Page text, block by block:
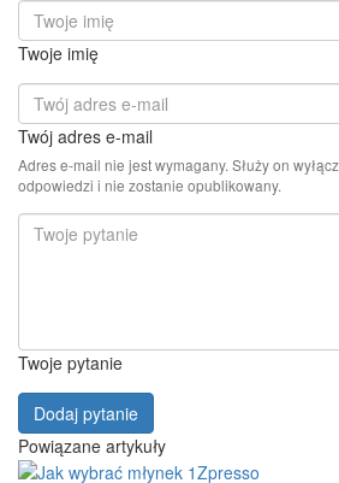
Twoje imię
Twój adres e-mail
Adres e-mail nie jest wymagany. Służy on
odpowiedzi i nie zostanie opublikowany.
Twoje pytanie
Dodaj pytanie
Powiązane artykuły